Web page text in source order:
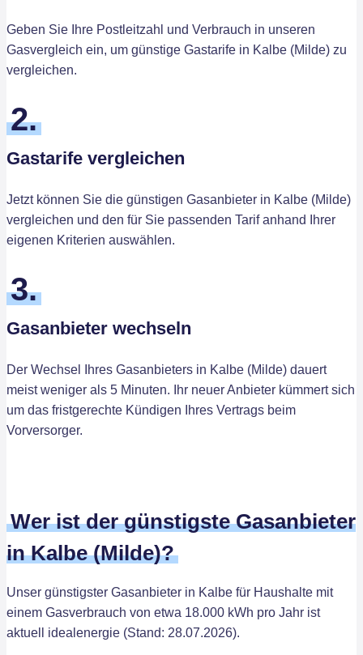
Geben Sie Ihre Postleitzahl und Verbrauch in unseren
Gasvergleich ein, um günstige Gastarife in Kalbe (Milde) zu
vergleichen.
2.
Gastarife vergleichen
Jetzt können Sie die günstigen Gasanbieter in Kalbe (Milde)
vergleichen und den für Sie passenden Tarif anhand Ihrer
eigenen Kriterien auswählen.
3.
Gasanbieter wechseln
Der Wechsel Ihres Gasanbieters in Kalbe (Milde) dauert
meist weniger als 5 Minuten. Ihr neuer Anbieter kümmert sich
um das fristgerechte Kündigen Ihres Vertrags beim
Vorversorger.
Wer ist der günstigste Gasanbieter
in Kalbe (Milde)?
Unser günstigster Gasanbieter in Kalbe für Haushalte mit
einem Gasverbrauch von etwa 18.000 kWh pro Jahr ist
aktuell idealenergie (Stand: 28.07.2026).